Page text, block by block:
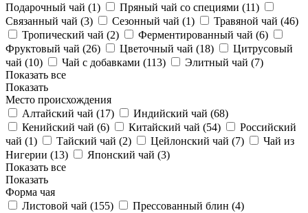
Подарочный чай (1) Пряный чай со специями (11)
Связанный чай (3) Сезонный чай (1) Травяной чай (46)
Тропический чай (2) Ферментированный чай (6)
Фруктовый чай (26) Цветочный чай (18)
Цитрусовый
чай (10) Чай с добавками (113) Элитный чай (7)
Показать все
Показать
Место происхождения
Алтайский чай (17) Индийский чай (68)
Кенийский чай (6) Китайский чай (54)
Российский
чай (1) Тайский чай (2) Цейлонский чай (7)
Чай из
Нигерии (13) Японский чай (3)
Показать все
Показать
Форма чая
Листовой чай (155) Прессованный блин (4)